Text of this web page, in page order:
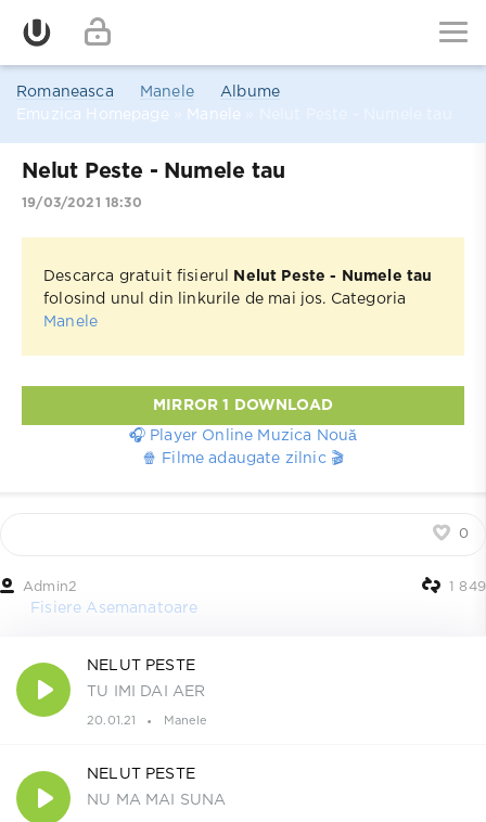
Romaneasca Manele
Albume
Emuzica Homepage
Manele
Nelut Peste - Numele tau
19/03/2021 18:30
Descarca gratuit fisierul
Nelut Peste - Numele tau
folosind unul din linkurile de mai jos. Categoria
Manele
MIRROR 1 DOWNLOAD
🎧 Player Online Muzica Nouă
🍿 Filme adaugate zilnic 🎬
0
Admin2 1 849
Fisiere Asemanatoare
NELUT PESTE
TU IMI DAI AER
20.01.21 Manele
NELUT PESTE
NU MA MAI SUNA